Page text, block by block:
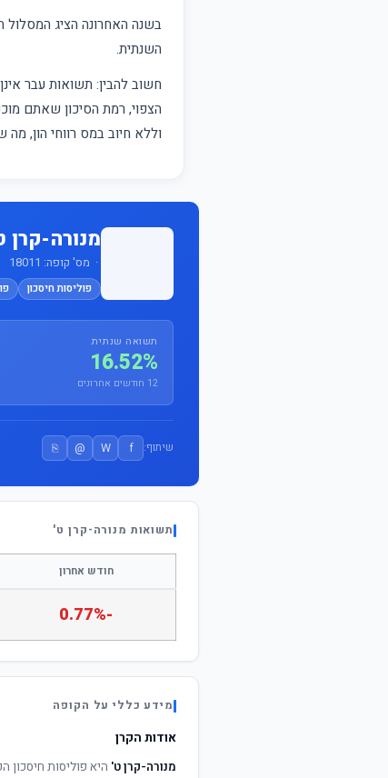
בשנה האחרונה הציג
השנתית.
חשוב להבין: תשואות עבר
הצפוי, רמת הסיכון שאתם
וללא חיוב במס רווחי הון,
מנורה-קרן
· מס' קופה: 18011
פוליסות חיסכון
תשואה שנתית
16.52%
12 חודשים אחרונים
שיתוף: f
W
@
⎘
תשואות מנורה-קרן ט'
חודש אחרון
-0.77%
מידע כללי על הקופה
אודות הקרן
מנורה-קרן ט' היא פוליסות